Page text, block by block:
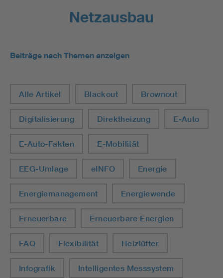
Netzausbau
Beiträge nach Themen anzeigen
Alle Artikel Blackout Brownout
Digitalisierung Direktheizung E-Auto
E-Auto-Fakten E-Mobilität
EEG-Umlage eINFO Energie
Energiemanagement Energiewende
Erneuerbare Erneuerbare Energien
FAQ Flexibilität Heizlüfter
Infografik Intelligentes Messsystem